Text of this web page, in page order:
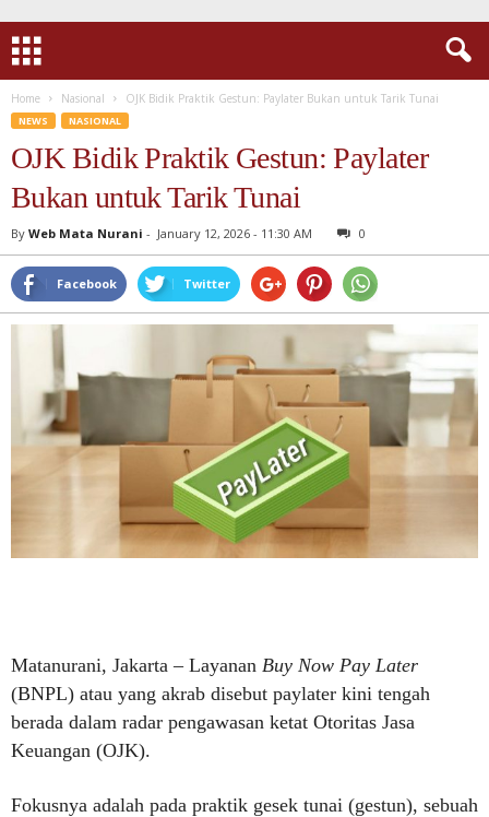
Home Nasional OJK Bidik Praktik Gestun: Paylater Bukan untuk Tarik Tunai
NEWS NASIONAL
OJK Bidik Praktik Gestun: Paylater
Bukan untuk Tarik Tunai
By Web Mata Nurani - January 12, 2026 - 11:30 AM 0
Facebook Twitter
Matanurani, Jakarta – Layanan Buy Now Pay Later
(BNPL) atau yang akrab disebut paylater kini tengah
berada dalam radar pengawasan ketat Otoritas Jasa
Keuangan (OJK).
Fokusnya adalah pada praktik gesek tunai (gestun), sebuah